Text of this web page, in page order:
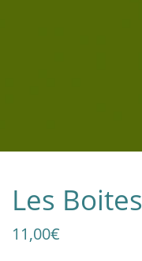
Les Boites
11,00€